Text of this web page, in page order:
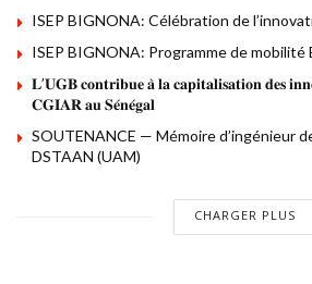
ISEP BIGNONA: Célébration de
ISEP BIGNONA: Programme de mobilité
𝐋’𝐔𝐆𝐁 𝐜𝐨𝐧𝐭𝐫𝐢𝐛𝐮𝐞 𝐚̀ 𝐥𝐚 𝐜𝐚𝐩𝐢𝐭𝐚𝐥𝐢𝐬𝐚𝐭𝐢𝐨𝐧 𝐝𝐞𝐬
𝐂𝐆𝐈𝐀𝐑 𝐚𝐮 𝐒𝐞́𝐧𝐞́𝐠𝐚𝐥
SOUTENANCE — Mémoire d’ingénieur
DSTAAN (UAM)
CHARGER PLUS